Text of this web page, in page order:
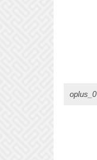
oplus_0